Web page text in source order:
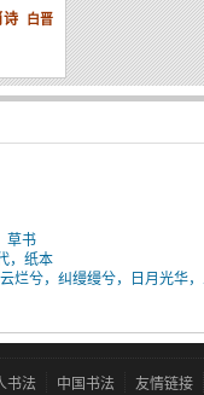
诗 白晋
草书
，纸本
烂兮，纠缦缦兮，日月光华
书法 中国书法 友情链接